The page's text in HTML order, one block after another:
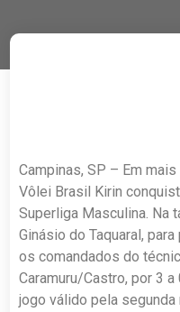
Campinas, SP – Em
Vôlei Brasil Kirin
Superliga Masculina. Na
Ginásio do Taquaral,
os comandados do
Caramuru/Castro, por 3
jogo válido pela segunda